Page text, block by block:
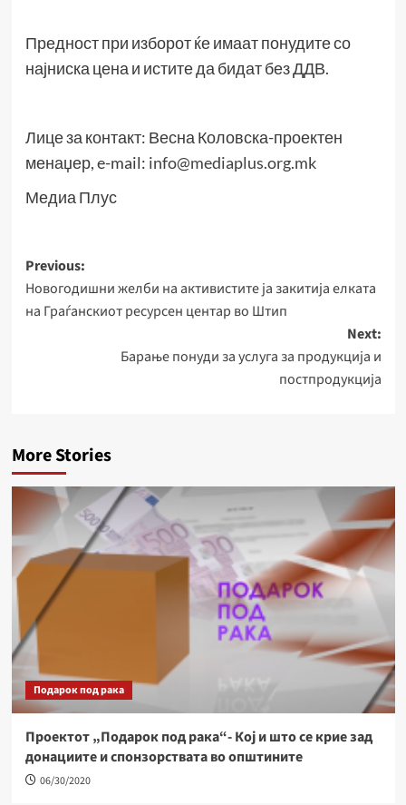
Предност при изборот ќе имаат понудите со
најниска цена и истите да бидат без ДДВ.
Лице за контакт: Весна Коловска-проектен
менаџер, e-mail: info@mediaplus.org.mk
Медиа Плус
Post
navigation
Previous:
Новогодишни желби на активистите ја закитија елката
на Граѓанскиот ресурсен центар во Штип
Next:
Барање понуди за услуга за продукција и
постпродукција
More Stories
Подарок под рака
Проектот „Подарок под рака“- Кој и што се крие зад
донациите и спонзорствата во општините
06/30/2020